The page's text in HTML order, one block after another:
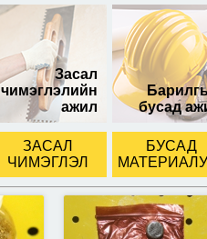
Засал
чимэглэлийн
ажил
бусад
ЗАСАЛ
ЧИМЭГЛЭЛ
БУСАД
20гр-тай
мөнгөн боронз 0,6кл